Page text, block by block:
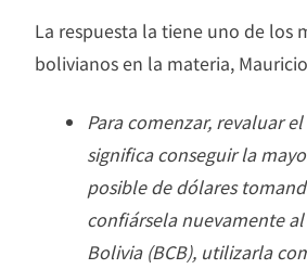
La respuesta la tiene uno de los
bolivianos en la materia,
Para comenzar, revaluar
significa conseguir la
posible de dólares
confiársela nuevamente
Bolivia (BCB), utilizarla